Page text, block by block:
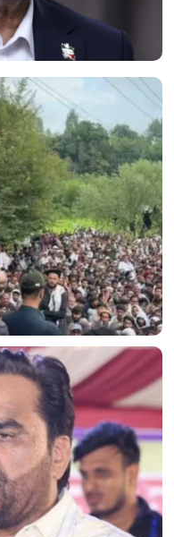
'हमने इसे शुरू नहीं
अमन खान ने जनाज़े